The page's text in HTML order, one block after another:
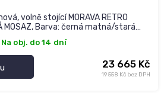
stojící MORAVA RETRO
MOSAZ, Barva: černá matná/stará
Na obj. do 14 dní
19 558 Kč bez DPH
23 665 Kč